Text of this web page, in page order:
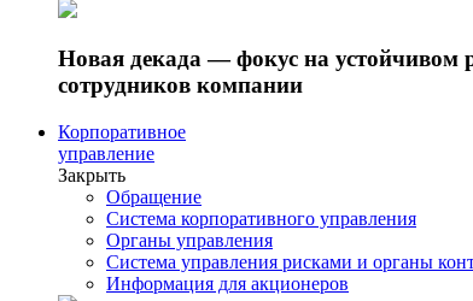
Новая декада — фокус на
сотрудников компании
Корпоративное
управление
Закрыть
Обращение
Система корпоративного управления
Органы управления
Система управления рисками и органы
Информация для акционеров